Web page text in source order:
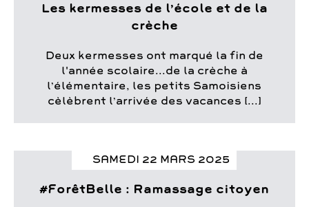
Les kermesses de l’école et de la
crèche
Deux kermesses ont marqué la fin de
l'année scolaire...de la crèche à
l’élémentaire, les petits Samoisiens
cèlèbrent l’arrivée des vacances [...]
SAMEDI 22 MARS 2025
#ForêtBelle : Ramassage citoyen